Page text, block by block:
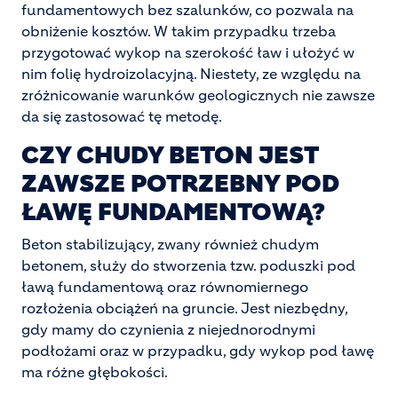
fundamentowych bez szalunków, co pozwala na
obniżenie kosztów. W takim przypadku trzeba
przygotować wykop na szerokość ław i ułożyć w
nim folię hydroizolacyjną. Niestety, ze względu na
zróżnicowanie warunków geologicznych nie zawsze
da się zastosować tę metodę.
CZY CHUDY BETON JEST
ZAWSZE POTRZEBNY POD
ŁAWĘ FUNDAMENTOWĄ?
Beton stabilizujący, zwany również chudym
betonem, służy do stworzenia tzw. poduszki pod
ławą fundamentową oraz równomiernego
rozłożenia obciążeń na gruncie. Jest niezbędny,
gdy mamy do czynienia z niejednorodnymi
podłożami oraz w przypadku, gdy wykop pod ławę
ma różne głębokości.